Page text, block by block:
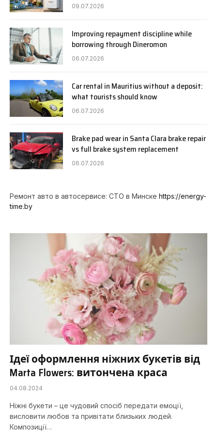
09.07.2026
Improving repayment discipline while
borrowing through Dineromon
06.07.2026
Car rental in Mauritius without a deposit:
what tourists should know
06.07.2026
Brake pad wear in Santa Clara brake repair
vs full brake system replacement
06.07.2026
Ремонт авто в автосервисе: СТО в Минске https://energy-
time.by
Ідеї ​​оформлення ніжних букетів від
Marta Flowers: витончена краса
04.08.2024
Ніжні букети – це чудовий спосіб передати емоції,
висловити любов та привітати близьких людей.
Композиції…